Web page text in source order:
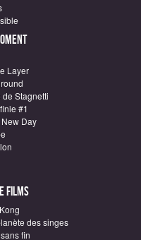
Layer
de Stagnetti
#1
Day
Films
des singes
fin